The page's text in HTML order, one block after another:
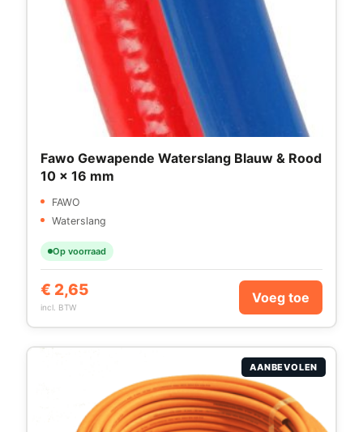
Fawo Gewapende Waterslang Blauw & Rood
10 x 16 mm
FAWO
Waterslang
Op voorraad
€ 2,65
incl. BTW
Voeg toe
AANBEVOLEN